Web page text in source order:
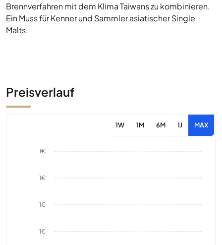
Brennverfahren mit dem Klima Taiwans zu kombinieren.
Ein Muss für Kenner und Sammler asiatischer Single
Malts.
Preisverlauf
1W 1M 6M 1J MAX
1€
1€
1€
1€